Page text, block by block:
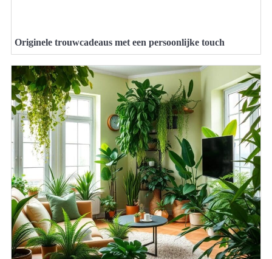
Originele trouwcadeaus met een persoonlijke touch